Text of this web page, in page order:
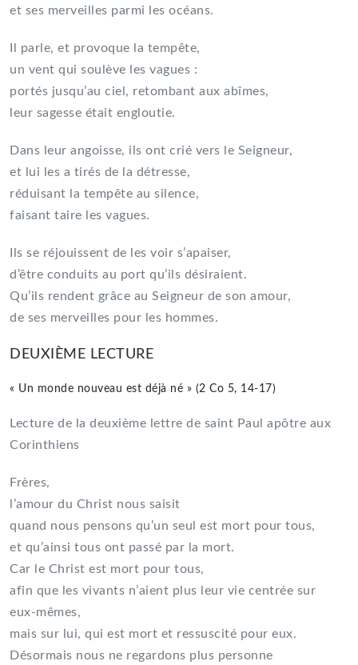
et ses merveilles parmi les océans.
Il parle, et provoque la tempête,
un vent qui soulève les vagues :
portés jusqu’au ciel, retombant aux abîmes,
leur sagesse était engloutie.
Dans leur angoisse, ils ont crié vers le Seigneur,
et lui les a tirés de la détresse,
réduisant la tempête au silence,
faisant taire les vagues.
Ils se réjouissent de les voir s’apaiser,
d’être conduits au port qu’ils désiraient.
Qu’ils rendent grâce au Seigneur de son amour,
de ses merveilles pour les hommes.
DEUXIÈME LECTURE
« Un monde nouveau est déjà né » (2 Co 5, 14-17)
Lecture de la deuxième lettre de saint Paul apôtre aux
Corinthiens
Frères,
l’amour du Christ nous saisit
quand nous pensons qu’un seul est mort pour tous,
et qu’ainsi tous ont passé par la mort.
Car le Christ est mort pour tous,
afin que les vivants n’aient plus leur vie centrée sur
eux-mêmes,
mais sur lui, qui est mort et ressuscité pour eux.
Désormais nous ne regardons plus personne